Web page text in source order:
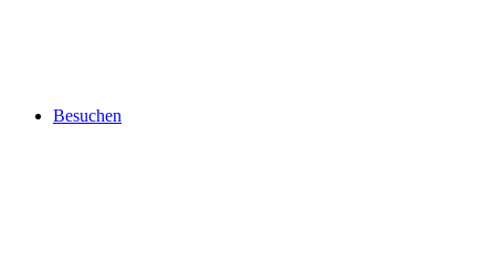
Besuchen